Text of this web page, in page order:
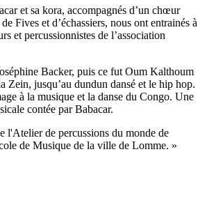
et sa kora, accompagnés d’un chœur
Fives et d’échassiers, nous ont entrainés à
et percussionnistes de l’association
Backer, puis ce fut Oum Kalthoum
Zein, jusqu’au dundun dansé et le hip hop.
à la musique et la danse du Congo. Une
contée par Babacar.
l'Atelier de percussions du monde de
de Musique de la ville de Lomme. »